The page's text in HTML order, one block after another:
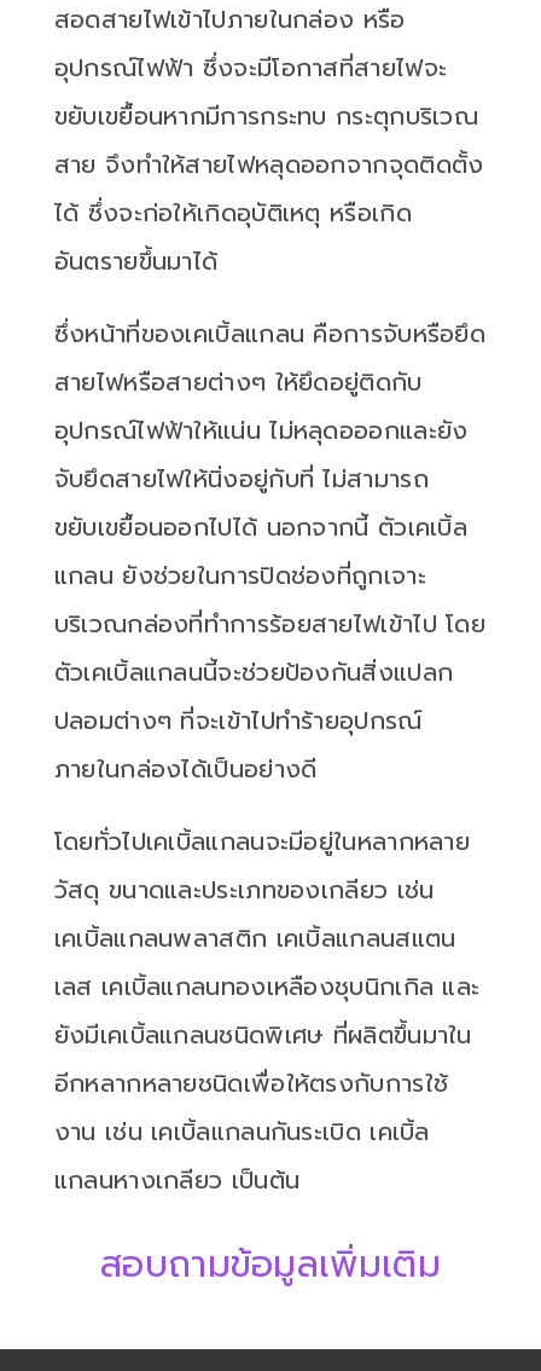
สอดสายไฟเข้าไปภายในกล่อง หรือ
อุปกรณ์ไฟฟ้า ซึ่งจะมีโอกาสที่สายไฟจะ
ขยับเขยื้อนหากมีการกระทบ กระตุกบริเวณ
สาย จึงทำให้สายไฟหลุดออกจากจุดติดตั้ง
ได้ ซึ่งจะก่อให้เกิดอุบัติเหตุ หรือเกิด
อันตรายขึ้นมาได้
ซึ่งหน้าที่ของเคเบิ้ลแกลน คือการจับหรือยึด
สายไฟหรือสายต่างๆ ให้ยึดอยู่ติดกับ
อุปกรณ์ไฟฟ้าให้แน่น ไม่หลุดอออกและยัง
จับยึดสายไฟให้นิ่งอยู่กับที่ ไม่สามารถ
ขยับเขยื้อนออกไปได้ นอกจากนี้ ตัวเคเบิ้ล
แกลน ยังช่วยในการปิดช่องที่ถูกเจาะ
บริเวณกล่องที่ทำการร้อยสายไฟเข้าไป โดย
ตัวเคเบิ้ลแกลนนี้จะช่วยป้องกันสิ่งแปลก
ปลอมต่างๆ ที่จะเข้าไปทำร้ายอุปกรณ์
ภายในกล่องได้เป็นอย่างดี
โดยทั่วไปเคเบิ้ลแกลนจะมีอยู่ในหลากหลาย
วัสดุ ขนาดและประเภทของเกลียว เช่น
เคเบิ้ลแกลนพลาสติก เคเบิ้ลแกลนสแตน
เลส เคเบิ้ลแกลนทองเหลืองชุบนิกเกิล และ
ยังมีเคเบิ้ลแกลนชนิดพิเศษ ที่ผลิตขึ้นมาใน
อีกหลากหลายชนิดเพื่อให้ตรงกับการใช้
งาน เช่น เคเบิ้ลแกลนกันระเบิด เคเบิ้ล
แกลนหางเกลียว เป็นต้น
สอบถามข้อมูลเพิ่มเติม